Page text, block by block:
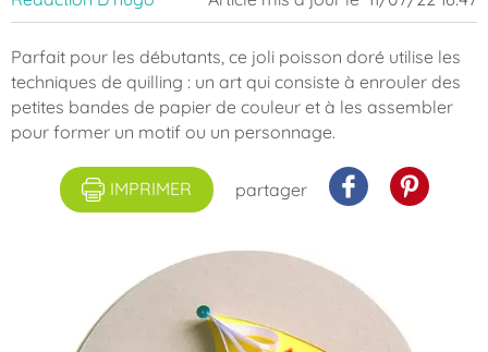
Parfait pour les débutants, ce joli poisson doré utilise les
techniques de quilling : un art qui consiste à enrouler des
petites bandes de papier de couleur et à les assembler
pour former un motif ou un personnage.
IMPRIMER partager